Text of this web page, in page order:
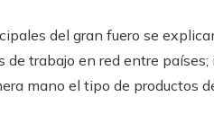
del gran fuero se
de trabajo en red entre
mano el tipo de productos